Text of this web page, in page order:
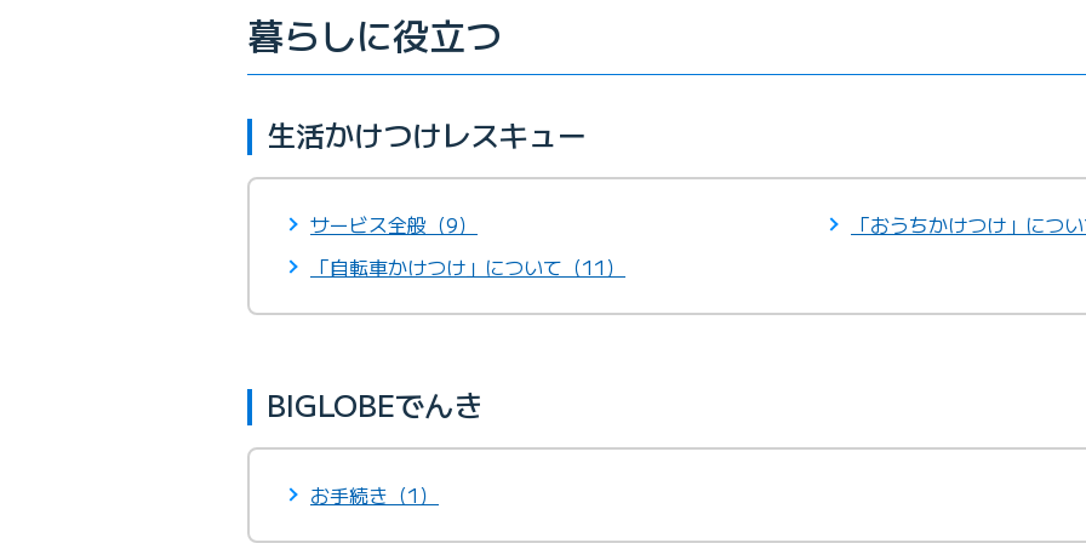
暮らしに役立つ
生活かけつけレスキュー
サービス全般（9）
「おうちかけつけ」につ
「自転車かけつけ」について（11）
BIGLOBEでんき
お手続き（1）